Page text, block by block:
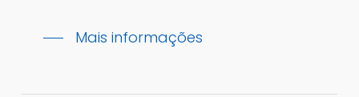
Mais informações